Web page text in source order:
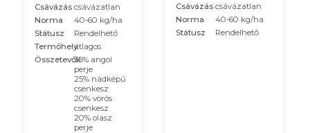
Csávázás csávázatlan
Norma
40-60 kg/ha
Státusz
Rendelhető
Termőhelyátlagos
Összetevők35% angol
perje
25% nádképű
csenkesz
20% vörös
csenkesz
20% olasz
perje
Csávázás csávázatlan
Norma
40-60 kg/ha
Státusz
Rendelhető